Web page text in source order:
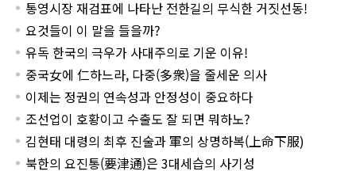
통영시장 재검표에 나타난 전한길의 무식한 거짓선동!
요것들이 이 말을 들을까?
유독 한국의 극우가 사대주의로 기운 이유!
중국女에 仁하느라, 다중(多衆)을 줄세운 의사
이제는 정권의 연속성과 안정성이 중요하다
조선업이 호황이고 수출도 잘 되면 뭐하노?
김현태 대령의 최후 진술과 軍의 상명하복(上命下服)
북한의 요진통(要津通)은 3대세습의 사기성